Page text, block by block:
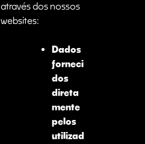
através dos nossos
websites:
Dados
forneci
dos
direta
mente
pelos
utilizad